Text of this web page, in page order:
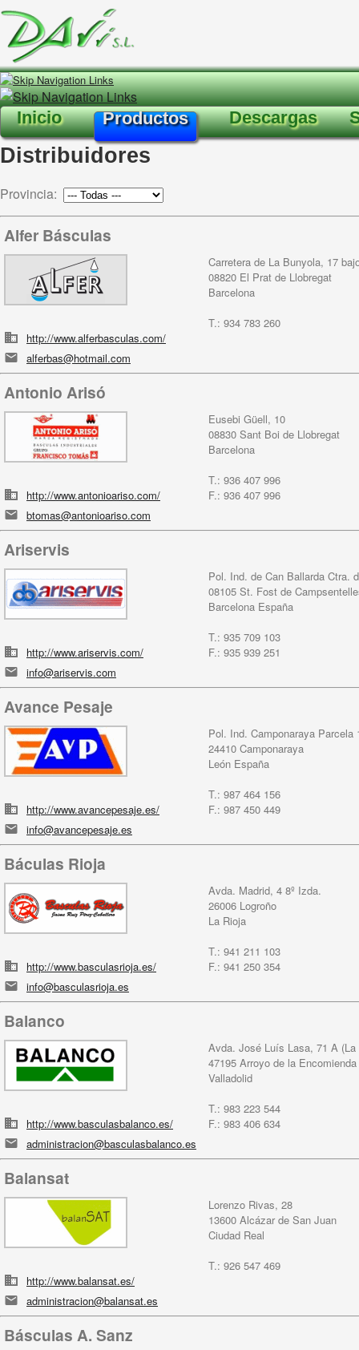
Inicio Productos Descargas
Distribuidores
Provincia:
Alfer Básculas
Carretera de La Bunyola, 17
08820 El Prat de Llobregat
Barcelona
T.: 934 783 260
http://www.alferbasculas.com/
alferbas@hotmail.com
Antonio Arisó
Eusebi Güell, 10
08830 Sant Boi de Llobregat
Barcelona
T.: 936 407 996
F.: 936 407 996
http://www.antonioariso.com/
btomas@antonioariso.com
Ariservis
Pol. Ind. de Can Ballarda Ctra.
08105 St. Fost de
Barcelona España
T.: 935 709 103
F.: 935 939 251
http://www.ariservis.com/
info@ariservis.com
Avance Pesaje
Pol. Ind. Camponaraya Parcela
24410 Camponaraya
León España
T.: 987 464 156
F.: 987 450 449
http://www.avancepesaje.es/
info@avancepesaje.es
Báculas Rioja
Avda. Madrid, 4 8º Izda.
26006 Logroño
La Rioja
T.: 941 211 103
F.: 941 250 354
http://www.basculasrioja.es/
info@basculasrioja.es
Balanco
Avda. José Luís Lasa, 71 A (La
47195 Arroyo de la Encomienda
Valladolid
T.: 983 223 544
F.: 983 406 634
http://www.basculasbalanco.es/
administracion@basculasbalanco.es
Balansat
Lorenzo Rivas, 28
13600 Alcázar de San Juan
Ciudad Real
T.: 926 547 469
http://www.balansat.es/
administracion@balansat.es
Básculas A. Sanz